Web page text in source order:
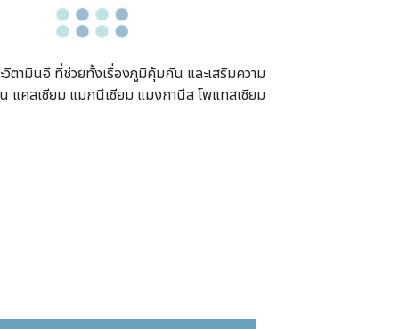
ตามินอี ที่ช่วยทั้งเรื่องภูมิคุ้มกัน และเสริมความ
แคลเซียม แมกนีเซียม แมงกานีส โพแทสเซียม